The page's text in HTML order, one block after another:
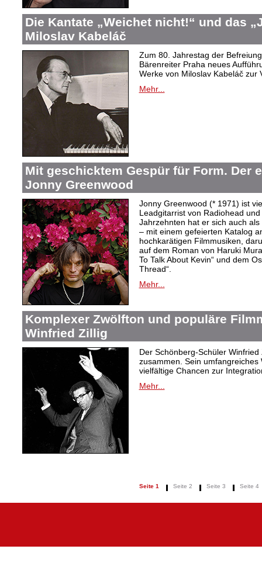
Die Kantate „Weichet nicht!“ und das
Miloslav Kabeláč
Zum 80. Jahrestag der
Bärenreiter Praha neues
Werke von Miloslav Kabeláč zur
Mehr...
Mit geschicktem Gespür für Form. Der
Jonny Greenwood
Jonny Greenwood (* 1971) ist
Leadgitarrist von Radiohead
Jahrzehnten hat er sich auch
– mit einem gefeierten Katalog
hochkarätigen Filmmusiken,
auf dem Roman von Haruki
To Talk About Kevin“ und dem
Thread“.
Mehr...
Komplexer Zwölfton und populäre
Winfried Zillig
Der Schönberg-Schüler
zusammen. Sein
vielfältige Chancen zur
Mehr...
Seite 1 Seite 2 Seite 3 Seite 4